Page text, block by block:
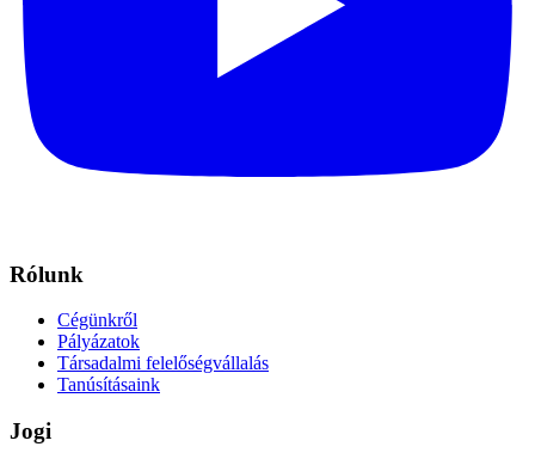
Rólunk
Cégünkről
Pályázatok
Társadalmi felelőségvállalás
Tanúsításaink
Jogi